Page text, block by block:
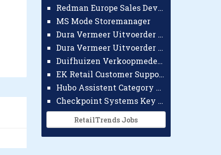
Redman Europe Sales Developer (Europe)
MS Mode Storemanager
Dura Vermeer Uitvoerder GWW Amsterdam
Dura Vermeer Uitvoerder Civiel Nijmegen
Duifhuizen Verkoopmedewerker Ridderkerk
EK Retail Customer Support Omnichannel
Hubo Assistent Category Manager
Checkpoint Systems Key Accountmanager Benelux
RetailTrends Jobs